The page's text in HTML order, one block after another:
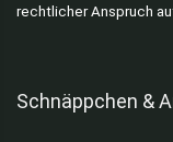
rechtlicher Anspruch
Schnäppchen &